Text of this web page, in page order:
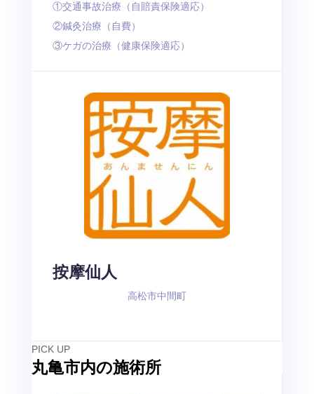
①交通事故治療（自賠責保険適応）
②鍼灸治療（自費）
③ケガの治療（健康保険適応）
按摩仙人
高松市中間町
PICK UP
丸亀市内の施術所